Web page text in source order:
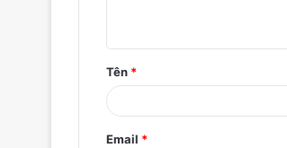
ậ
n
*
Tên *
Email *